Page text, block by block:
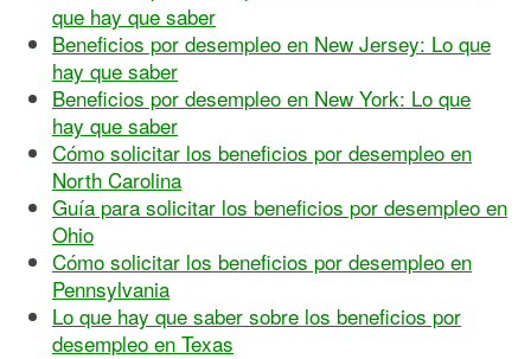
que hay que saber
Beneficios por desempleo en New Jersey: Lo que
hay que saber
Beneficios por desempleo en New York: Lo que
hay que saber
Cómo solicitar los beneficios por desempleo en
North Carolina
Guía para solicitar los beneficios por desempleo en
Ohio
Cómo solicitar los beneficios por desempleo en
Pennsylvania
Lo que hay que saber sobre los beneficios por
desempleo en Texas